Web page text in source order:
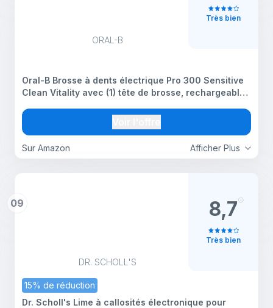
ORAL-B
Afficher Plus
Sur Amazon
Oral-B Brosse à dents électrique Pro 300 Sensitive
Clean Vitality avec (1) tête de brosse, rechargeable,
Très bien
09
DR. SCHOLL'S
15% de réduction
Dr. Scholl's Lime à callosités électronique pour
8,7
Très bien